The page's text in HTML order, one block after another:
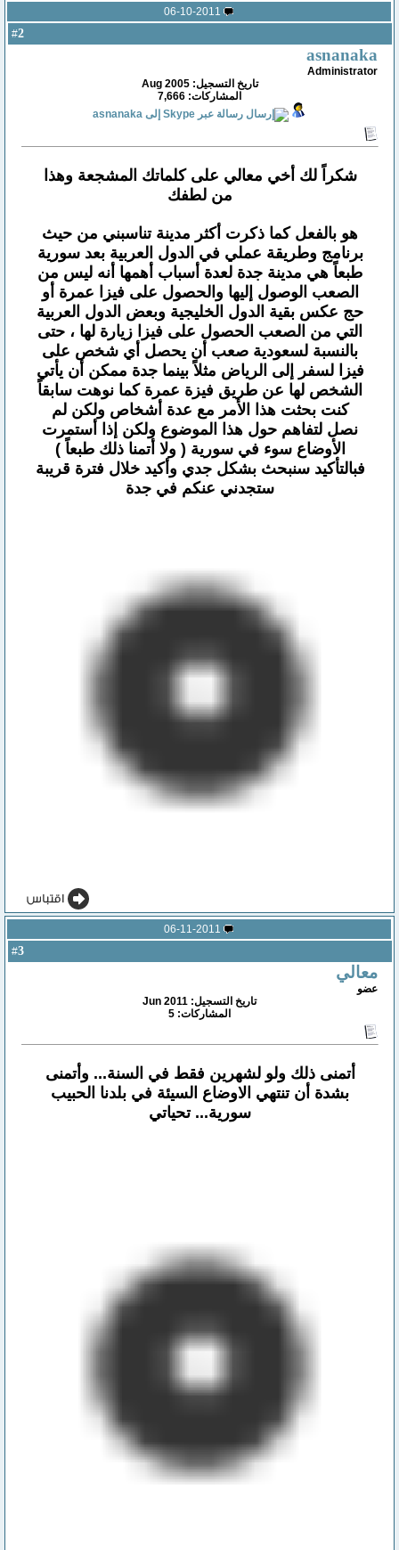
06-10-2011
2
asnanaka
Administrator
تاريخ التسجيل: Aug 2005
المشاركات: 7,666
شكراً لك أخي معالي على كلماتك المشجعة وهذا
من لطفك
هو بالفعل كما ذكرت أكثر مدينة تناسبني من حيث
برنامج وطريقة عملي في الدول العربية بعد سورية
طبعاً هي مدينة جدة لعدة أسباب أهمها أنه ليس من
الصعب الوصول إليها والحصول على فيزا عمرة أو
حج عكس بقية الدول الخليجية وبعض الدول العربية
التي من الصعب الحصول على فيزا زيارة لها ، حتى
بالنسبة لسعودية صعب أن يحصل أي شخص على
فيزا لسفر إلى الرياض مثلاً بينما جدة ممكن أن يأتي
الشخص لها عن طريق فيزة عمرة كما نوهت سابقاً
كنت بحثت هذا الأمر مع عدة أشخاص ولكن لم
نصل لتفاهم حول هذا الموضوع ولكن إذا أستمرت
الأوضاع سوء في سورية ( ولا أتمنا ذلك طبعاً )
فبالتأكيد سنبحث بشكل جدي وأكيد خلال فترة قريبة
ستجدني عنكم في جدة
06-11-2011
3
معالي
عضو
تاريخ التسجيل: Jun 2011
المشاركات: 5
أتمنى ذلك ولو لشهرين فقط في السنة... وأتمنى
بشدة أن تنتهي الاوضاع السيئة في بلدنا الحبيب
سورية... تحياتي